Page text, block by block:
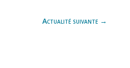
Actualité suivante →